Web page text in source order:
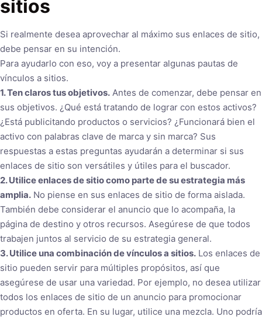
sitios
Si realmente desea aprovechar al máximo sus enlaces de sitio,
debe pensar en su intención.
Para ayudarlo con eso, voy a presentar algunas pautas de
vínculos a sitios.
1. Ten claros tus objetivos. Antes de comenzar, debe pensar en
sus objetivos. ¿Qué está tratando de lograr con estos activos?
¿Está publicitando productos o servicios? ¿Funcionará bien el
activo con palabras clave de marca y sin marca? Sus
respuestas a estas preguntas ayudarán a determinar si sus
enlaces de sitio son versátiles y útiles para el buscador.
2. Utilice enlaces de sitio como parte de su estrategia más
amplia. No piense en sus enlaces de sitio de forma aislada.
También debe considerar el anuncio que lo acompaña, la
página de destino y otros recursos. Asegúrese de que todos
trabajen juntos al servicio de su estrategia general.
3. Utilice una combinación de vínculos a sitios. Los enlaces de
sitio pueden servir para múltiples propósitos, así que
asegúrese de usar una variedad. Por ejemplo, no desea utilizar
todos los enlaces de sitio de un anuncio para promocionar
productos en oferta. En su lugar, utilice una mezcla. Uno podría